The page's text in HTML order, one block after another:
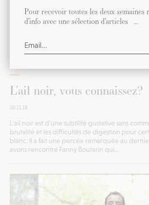
L’ail noir, vous connaissez?
06.11.18
L'ail noir est d'une subtilité gustative sans
brutalité et les difficultés de digestion pour
blanc. Il a fait une percée remarquée au
avons rencontré Fanny Boutarin qui...
Pour recevoir toutes les deux
d’info avec une sélection d’articles …